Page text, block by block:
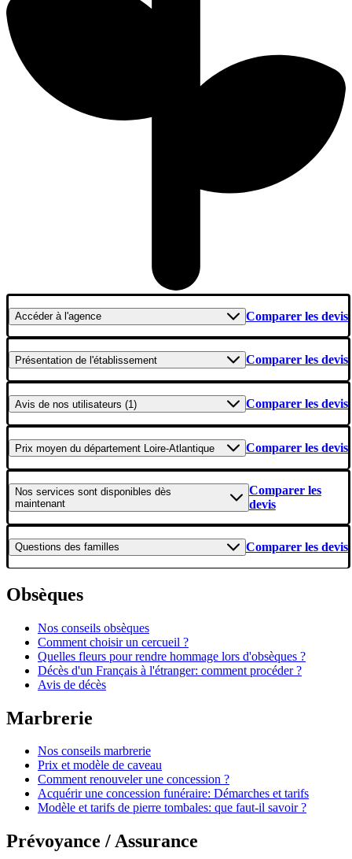
Accéderà l'agence Comparer les devis
Présentation de l'établissement Comparer les devis
Avis de nos utilisateurs (1) Comparer les devis
Prix moyen du département Loire-Atlantique Comparer les devis
Nos services sont disponibles dès
maintenant
Comparer les
devis
Questions des familles Comparer les devis
Obsèques
Nos conseils obsèques
Comment choisir un cercueil ?
Quelles fleurs pour rendre hommage lors d'obsèques ?
Décès d'un Français à l'étranger: comment procéder ?
Avis de décès
Marbrerie
Nos conseils marbrerie
Prix et modèle de caveau
Comment renouveler une concession ?
Acquérir une concession funéraire: Démarches et tarifs
Modèle et tarifs de pierre tombales: que faut-il savoir ?
Prévoyance / Assurance